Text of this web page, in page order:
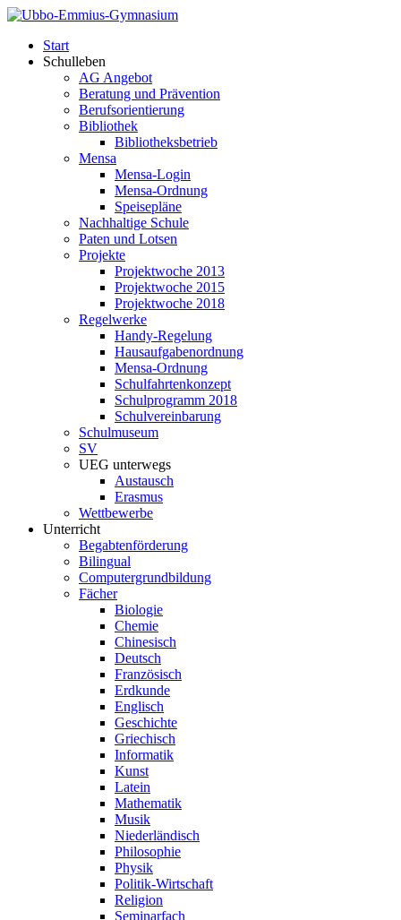
Start
Schulleben
AG Angebot
Beratung und Prävention
Berufsorientierung
Bibliothek
Bibliotheksbetrieb
Mensa
Mensa-Login
Mensa-Ordnung
Speisepläne
Nachhaltige Schule
Paten und Lotsen
Projekte
Projektwoche 2013
Projektwoche 2015
Projektwoche 2018
Regelwerke
Handy-Regelung
Hausaufgabenordnung
Mensa-Ordnung
Schulfahrtenkonzept
Schulprogramm 2018
Schulvereinbarung
Schulmuseum
SV
UEG unterwegs
Austausch
Erasmus
Wettbewerbe
Unterricht
Begabtenförderung
Bilingual
Computergrundbildung
Fächer
Biologie
Chemie
Chinesisch
Deutsch
Französisch
Erdkunde
Englisch
Geschichte
Griechisch
Informatik
Kunst
Latein
Mathematik
Musik
Niederländisch
Philosophie
Physik
Politik-Wirtschaft
Religion
Seminarfach